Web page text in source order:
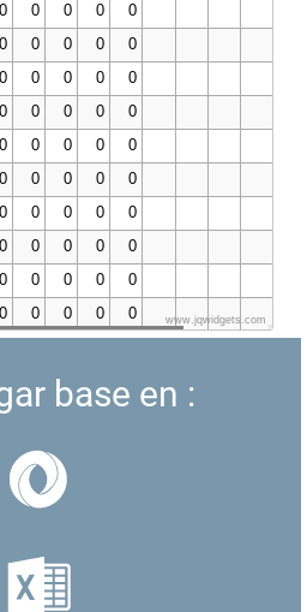
0 0 0 0
0
0 0 0 0
0
0 0 0 0
0
0 0 0 0
0
0 0 0 0
0
0 0 0 0
0
0 0 0 0
0
0 0 0 0
0
0 0 0 0
0
0 0 0 0
0
www.jqwidgets.com
base en :